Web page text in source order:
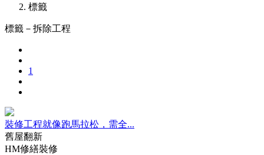
標籤
標籤－ 拆除工程
1
裝修工程就像跑馬拉松，需全...
舊屋翻新
HM修繕裝修